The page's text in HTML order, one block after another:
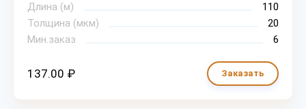
Длина (м)
110
Толщина (мкм)
20
Мин.заказ
6
137.00 ₽ Заказать